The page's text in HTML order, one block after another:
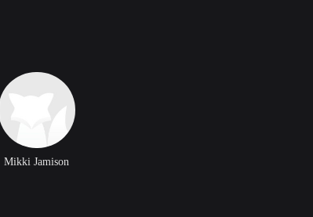
Mikki Jamison